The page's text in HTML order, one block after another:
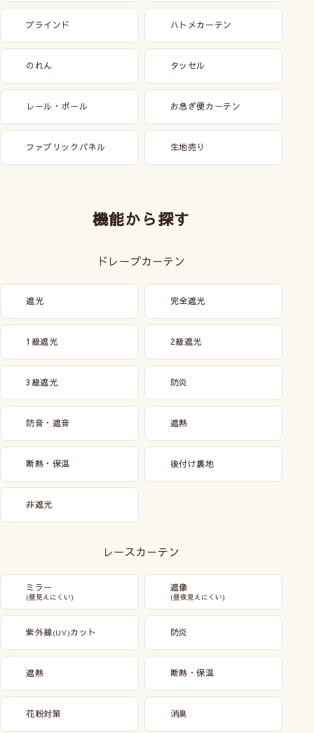
ブラインド ハトメカーテン
のれん タッセル
レール・ポール お急ぎ便カーテン
ファブリックパネル 生地売り
機能から探す
ドレープカーテン
遮光 完全遮光
1級遮光 2級遮光
3級遮光 防炎
防音・遮音 遮熱
断熱・保温 後付け裏地
非遮光
レースカーテン
ミラー
(昼見えにくい)
遮像
(昼夜見えにくい)
紫外線(UV)カット 防炎
遮熱 断熱・保温
花粉対策 消臭